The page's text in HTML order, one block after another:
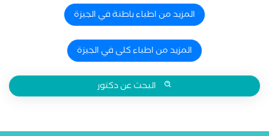
المزيد من اطباء باطنة في الجيزة
المزيد من اطباء كلى في الجيزة
البحث عن دكتور